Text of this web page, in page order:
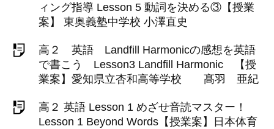
ィング指導 Lesson 5 動詞を決める③【授業
案】 東奥義塾中学校 小澤直史
高２ 英語 Landfill Harmonicの感想を英語
で書こう Lesson3 Landfill Harmonic 【授
業案】愛知県立杏和高等学校 髙羽 亜紀
高２ 英語 Lesson 1 めざせ音読マスター！
Lesson 1 Beyond Words【授業案】日本体育